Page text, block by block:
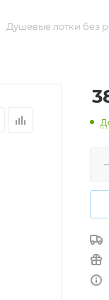
Душевые лотки без